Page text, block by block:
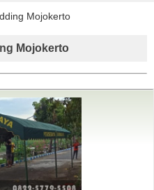
Mojokerto
Mojokerto